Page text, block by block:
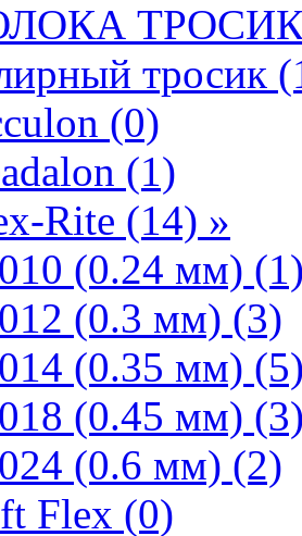
тросик
(0)
(1)
Rite (14) »
010 (0.24 мм)
012 (0.3 мм) (3)
014 (0.35 мм)
018 (0.45 мм)
024 (0.6 мм) (2)
Flex (0)